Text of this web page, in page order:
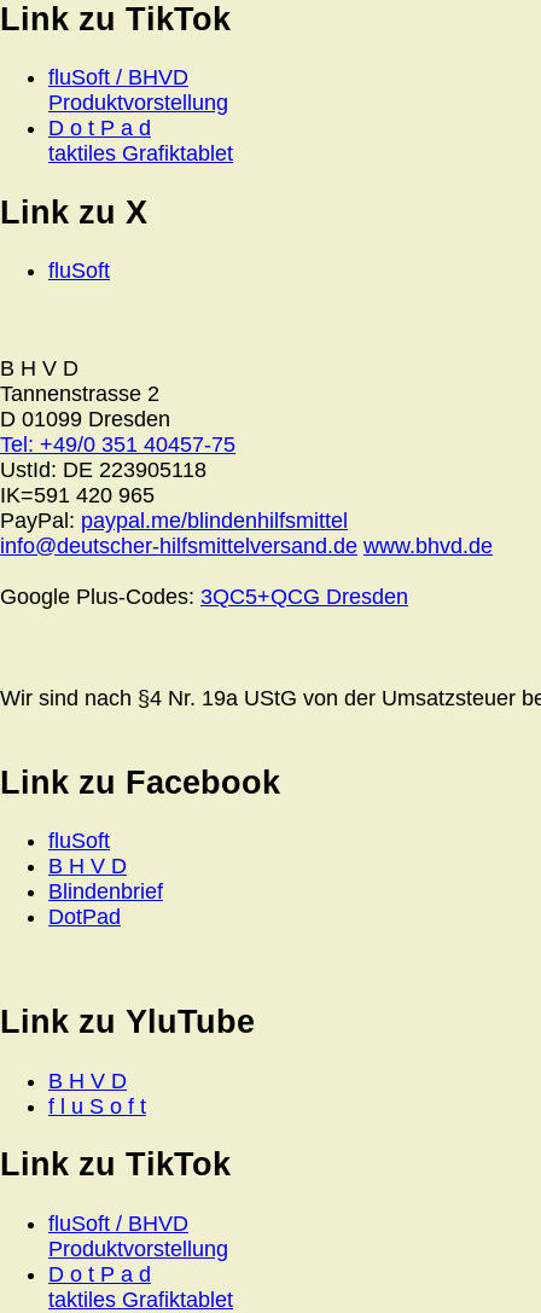
Link zu TikTok
fluSoft / BHVD
Produktvorstellung
D o t P a d
taktiles Grafiktablet
Link zu X
fluSoft
B H V D
Tannenstrasse 2
D 01099 Dresden
Tel: +49/0 351 40457-75
UstId: DE 223905118
IK=591 420 965
PayPal: paypal.me/blindenhilfsmittel
info@deutscher-hilfsmittelversand.de www.bhvd.de
Google Plus-Codes: 3QC5+QCG Dresden
Wir sind nach §4 Nr. 19a UStG von der Umsatzsteuer
Link zu Facebook
fluSoft
B H V D
Blindenbrief
DotPad
Link zu YluTube
B H V D
f l u S o f t
Link zu TikTok
fluSoft / BHVD
Produktvorstellung
D o t P a d
taktiles Grafiktablet